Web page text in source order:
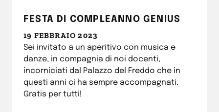
FESTA DI COMPLEANNO GENIUS
19 FEBBRAIO 2023
Sei invitato a un aperitivo con musica e
danze, in compagnia di noi docenti,
incorniciati dal Palazzo del Freddo che in
questi anni ci ha sempre accompagnati.
Gratis per tutti!